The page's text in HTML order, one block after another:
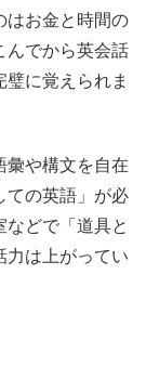
はお金と時間の
んでから英会話
に覚えられま
彙や構文を自在
ての英語」が必
どで「道具と
力は上がってい